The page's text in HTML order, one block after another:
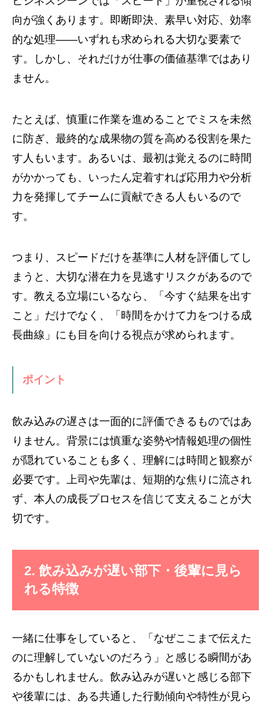
向が強くあります。即断即決、素早い対応、効率
的な処理——いずれも求められる大切な要素で
す。しかし、それだけが仕事の価値基準ではあり
ません。
たとえば、慎重に作業を進めることでミスを未然
に防ぎ、最終的な成果物の質を高める役割を果た
す人もいます。あるいは、最初は覚えるのに時間
がかかっても、いったん定着すれば応用力や分析
力を発揮してチームに貢献できる人もいるので
す。
つまり、スピードだけを基準に人材を評価してし
まうと、大切な潜在力を見逃すリスクがあるので
す。教える立場にいるなら、「今すぐ結果を出す
こと」だけでなく、「時間をかけて力をつける成
長曲線」にも目を向ける視点が求められます。
ポイント
飲み込みの遅さは一面的に評価できるものではあ
りません。背景には慎重な姿勢や情報処理の個性
が隠れていることも多く、理解には時間と観察が
必要です。上司や先輩は、短期的な焦りに流され
ず、本人の成長プロセスを信じて支えることが大
切です。
2. 飲み込みが遅い部下・後輩に見ら
れる特徴
一緒に仕事をしていると、「なぜここまで伝えた
のに理解していないのだろう」と感じる瞬間があ
るかもしれません。飲み込みが遅いと感じる部下
や後輩には、ある共通した行動傾向や特性が見ら